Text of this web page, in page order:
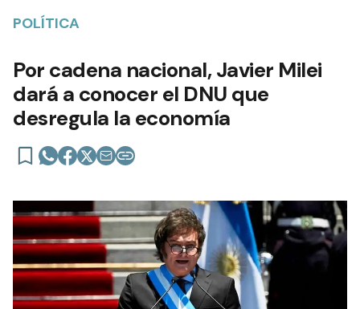
POLÍTICA
Por cadena nacional, Javier Milei
dará a conocer el DNU que
desregula la economía